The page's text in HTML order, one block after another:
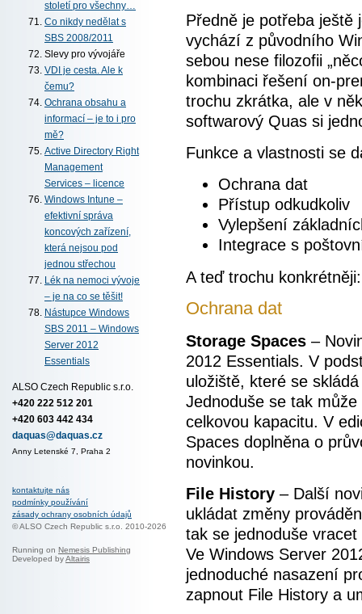
století pro všechny…
Co nikdy nedělat s
SBS 2008/2011
Slevy pro vývojáře
VDI je cesta. Ale k
čemu?
Ochrana obsahu a
informací – je to i pro
mě?
Active Directory Right
Management
Services – licence
Windows Intune –
efektivní správa
koncových zařízení,
která nejsou pod
jednou střechou
Lék na nemoci vývoje
– je na co se těšit!
Nástupce Windows
SBS 2011 – Windows
Server 2012
Essentials
ALSO Czech Republic s.r.o.
+420 222 512 201
+420 603 442 434
daquas@daquas.cz
Anny Letenské 7, Praha 2
kontaktujte nás
podmínky používání
zásady ochrany osobních údajů
© ALSO Czech Republic s.r.o. 2010-2026
Running on Nemesis Publishing
Developed byAltairis
Předně je potřeba
vychází z původního
sebou nese filozofii
kombinaci řešení on-
trochu zkrátka, ale v
softwarový Quas si
Funkce a vlastnosti se
Ochrana dat
Přístup odkudkoliv
Vylepšení
Integrace s
A teď trochu konkrétněji:
Ochrana dat
Storage Spaces –
2012 Essentials. V
uložiště, které se
Jednoduše se tak
celkovou kapacitu. V
Spaces doplněna o
novinkou.
File History – Další
ukládat změny
tak se jednoduše
Ve Windows Server
jednoduché nasazení
zapnout File History a